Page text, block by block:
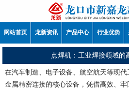
网站首页 龙新资讯 产品中心 行业优势
点焊机：工业焊接领域的
在汽车制造、电子设备、航空航天等现
金属精密连接的核心设备，凭借高效、